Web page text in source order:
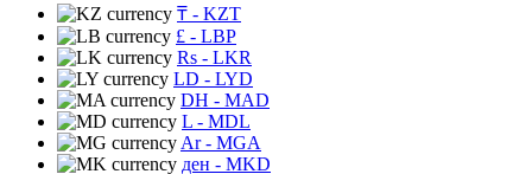
₸ - KZT
£ - LBP
Rs - LKR
LD - LYD
DH - MAD
L - MDL
Ar- MGA
ден - MKD